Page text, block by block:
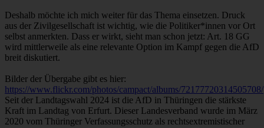
Deshalb möchte ich mich weiter für das Thema einsetzen. Druck
aus der Zivilgesellschaft ist wichtig, wie die Politiker*innen vor Ort
selbst anmerkten. Dass er wirkt, sieht man schon jetzt: Art. 18 GG
wird mittlerweile als eine relevante Option im Kampf gegen die AfD
breit diskutiert.
Bilder der Übergabe gibt es hier:
https://www.flickr.com/photos/campact/albums/72177720314505708/
Seit der Landtagswahl 2024 ist die AfD in Thüringen die stärkste
Kraft im Landtag von Erfurt. Dieser Landesverband wurde im März
2020 vom Thüringer Verfassungsschutz als rechtsextremistischer